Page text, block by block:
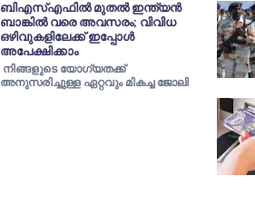
ബിഎസ്എഫിൽ മുതൽ ഇന്ത്യൻ
ബാങ്കിൽ വരെ അവസരം; വിവിധ
ഒഴിവുകളിലേക്ക് ഇപ്പോൾ
അപേക്ഷിക്കാം
നിങ്ങളുടെ യോഗ്യതക്ക്
അനുസരിച്ചുള്ള ഏറ്റവും മികച്ച ജോലി